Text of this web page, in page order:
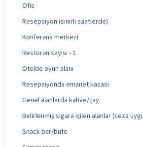
Ofis
Resepsiyon (sınırlı saatlerde)
Konferans merkezi
Restoran sayısı - 1
Otelde oyun alanı
Resepsiyonda emanet kasası
Genel alanlarda kahve/çay
Belirlenmiş sigara içilen alanlar (ceza
Snack bar/büfe